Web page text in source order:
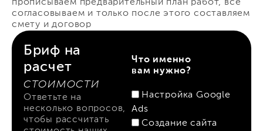
прописываем предварительный план работ, все
согласовываем и только после этого составляем
смету и договор
Бриф на
расчет
стоимости
Ответьте на
несколько вопросов,
чтобы рассчитать
Что именно
вам нужно?
Настройка Google
Ads
Создание сайта